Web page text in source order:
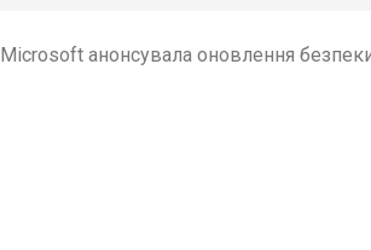
Microsoft анонсувала оновлення